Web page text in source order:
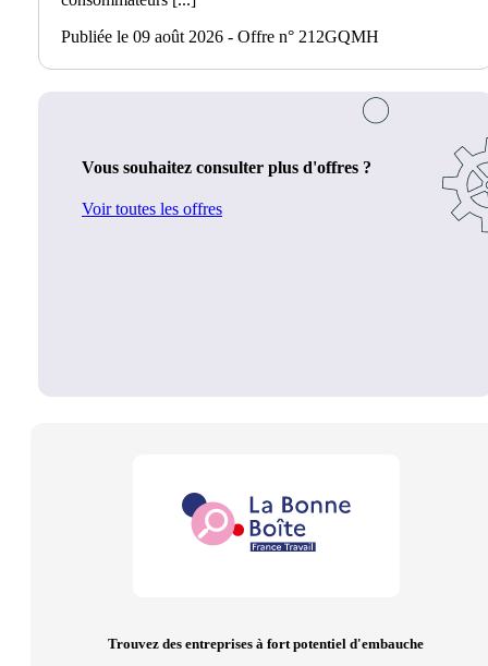
Publiée le 09 août 2026 - Offre n° 212GQMH
Vous souhaitez consulter plus d'offres ?
Voir toutes les offres
Trouvez des entreprises à fort potentiel d'embauche